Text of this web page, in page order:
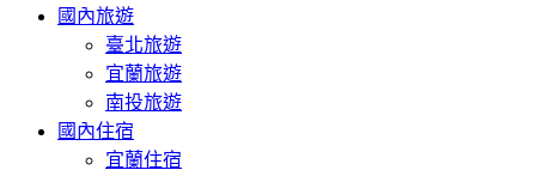
國內旅遊
臺北旅遊
宜蘭旅遊
南投旅遊
國內住宿
宜蘭住宿